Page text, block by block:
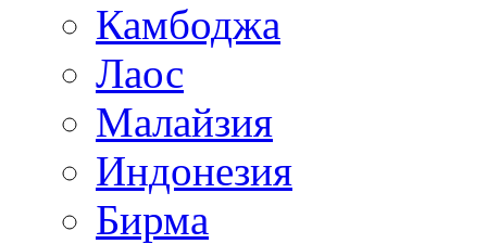
Камбоджа
Лаос
Малайзия
Индонезия
Бирма